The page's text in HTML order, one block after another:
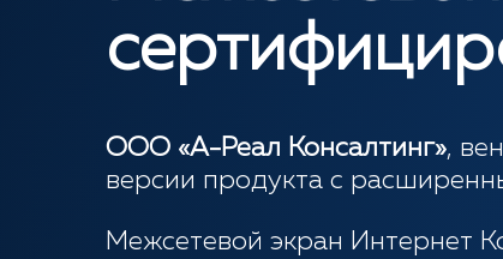
ООО «А-Реал Консалтинг»,
версии продукта с
Межсетевой экран Интернет